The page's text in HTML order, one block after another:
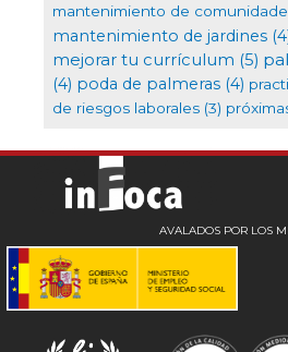
mantenimiento de
mantenimiento de jardines
mejorar tu currículum (5)
(4) poda de palmeras (4)
de riesgos laborales (3)
AVALADOS POR LOS